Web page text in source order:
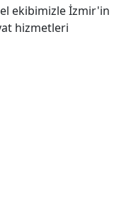
ekibimizle İzmir'in
hizmetleri